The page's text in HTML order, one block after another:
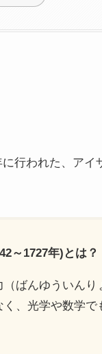
行われた、ア
～1727年)とは？
ばんゆういんり
、光学や数学